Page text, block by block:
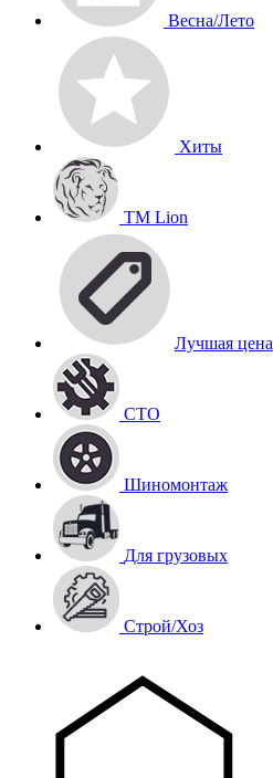
Весна/Лето
Хиты
TM Lion
Лучшая цена
СТО
Шиномонтаж
Для грузовых
Строй/Хоз